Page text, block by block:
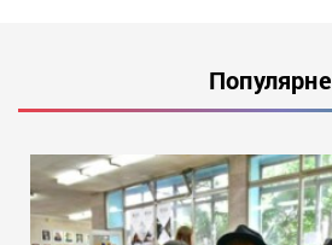
Популярне